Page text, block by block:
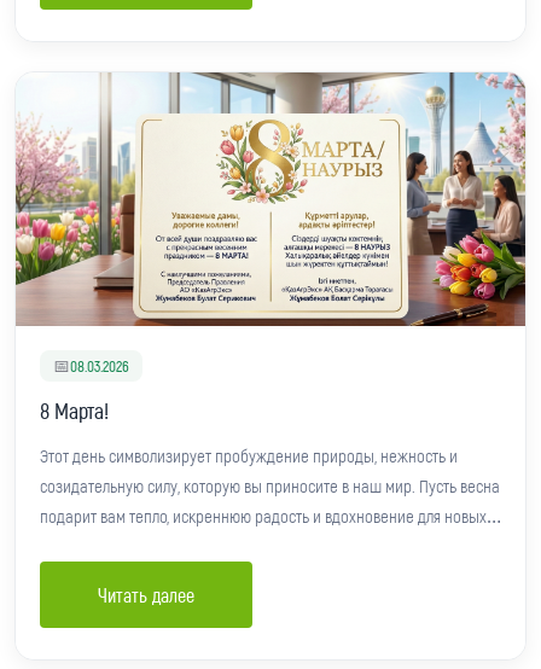
📅08.03.2026
8 Марта!
Этот день символизирует пробуждение природы, нежность и
созидательную силу, которую вы приносите в наш мир. Пусть весна
подарит вам тепло, искреннюю радость и вдохновение для новых
Читать далее